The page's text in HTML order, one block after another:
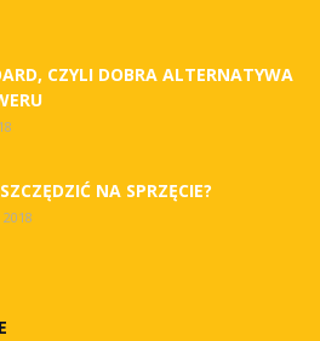
CZYLI DOBRA ALTERNATYWA
NA SPRZĘCIE?